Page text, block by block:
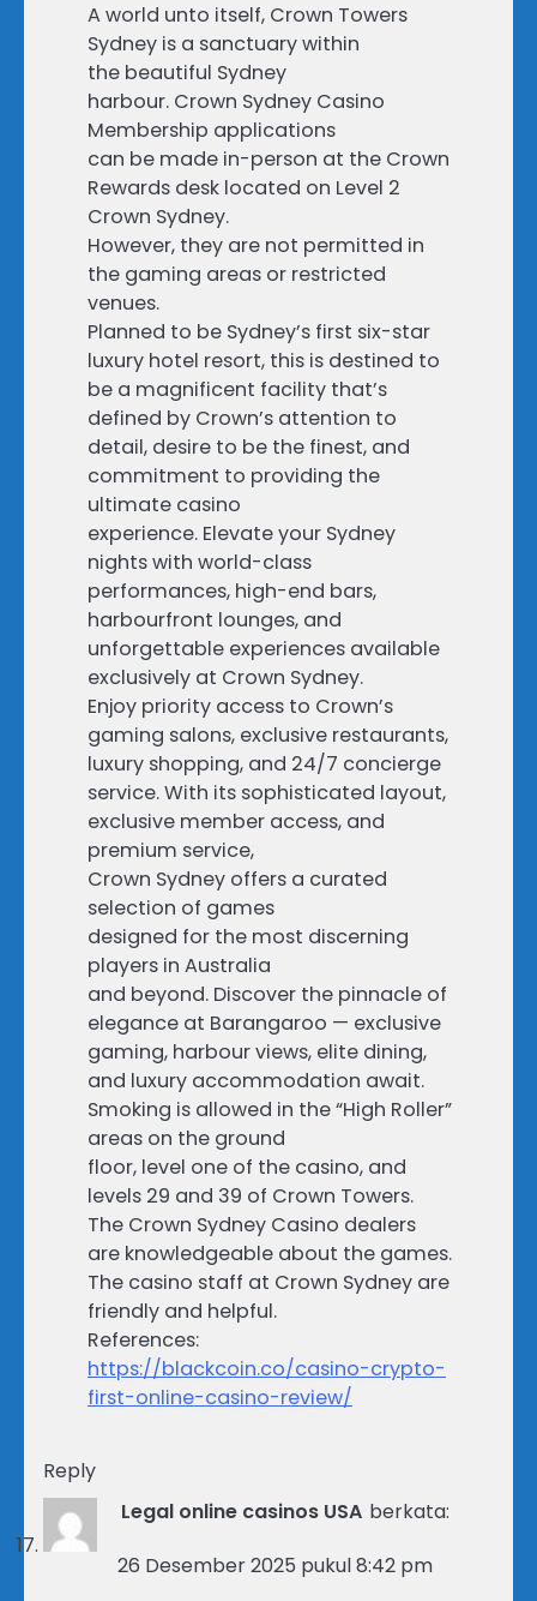
A world unto itself, Crown Towers
Sydney is a sanctuary within
the beautiful Sydney
harbour. Crown Sydney Casino
Membership applications
can be made in-person at the Crown
Rewards desk located on Level 2
Crown Sydney.
However, they are not permitted in
the gaming areas or restricted
venues.
Planned to be Sydney’s first six-star
luxury hotel resort, this is destined to
be a magnificent facility that’s
defined by Crown’s attention to
detail, desire to be the finest, and
commitment to providing the
ultimate casino
experience. Elevate your Sydney
nights with world-class
performances, high-end bars,
harbourfront lounges, and
unforgettable experiences available
exclusively at Crown Sydney.
Enjoy priority access to Crown’s
gaming salons, exclusive restaurants,
luxury shopping, and 24/7 concierge
service. With its sophisticated layout,
exclusive member access, and
premium service,
Crown Sydney offers a curated
selection of games
designed for the most discerning
players in Australia
and beyond. Discover the pinnacle of
elegance at Barangaroo — exclusive
gaming, harbour views, elite dining,
and luxury accommodation await.
Smoking is allowed in the “High Roller”
areas on the ground
floor, level one of the casino, and
levels 29 and 39 of Crown Towers.
The Crown Sydney Casino dealers
are knowledgeable about the games.
The casino staff at Crown Sydney are
friendly and helpful.
References:
https://blackcoin.co/casino-crypto-
first-online-casino-review/
Reply
Legal online casinos USA berkata:
26 Desember 2025 pukul 8:42 pm